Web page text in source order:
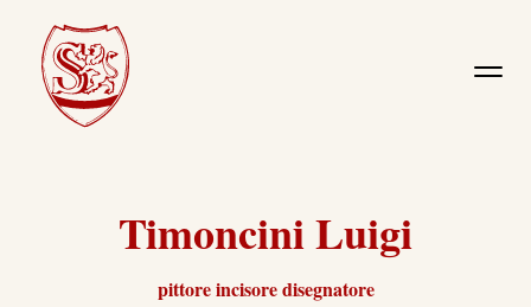
Timoncini Luigi
pittore incisore disegnatore